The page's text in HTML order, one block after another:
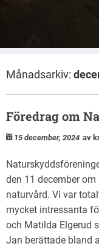
Månadsarkiv:
Föredrag om
15 december, 2024 av
den 11 december
naturvård. Vi var
mycket intressanta
och Matilda Elgerud
Jan berättade bland